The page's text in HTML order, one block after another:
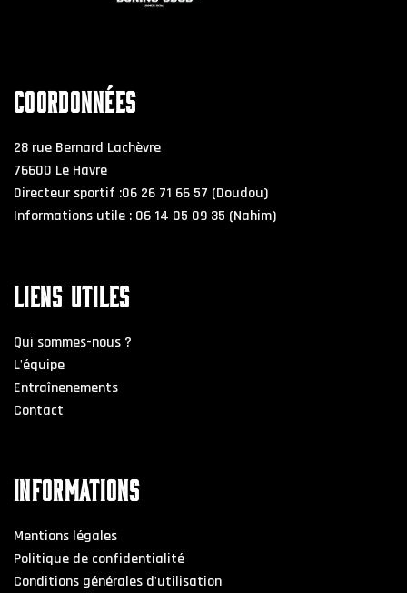
COORDONNÉES
28 rue Bernard Lachèvre
76600 Le Havre
Directeur sportif :06 26 71 66 57 (Doudou)
Informations utile : 06 14 05 09 35 (Nahim)
LIENS UTILES
Qui sommes-nous ?
L'équipe
Entraînenements
Contact
INFORMATIONS
Mentions légales
Politique de confidentialité
Conditions générales d'utilisation